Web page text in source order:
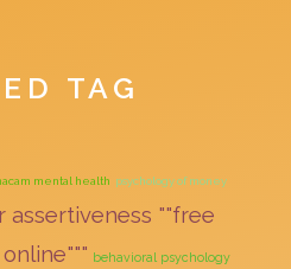
TAG
mental health psychology of money
""free
behavioral psychology